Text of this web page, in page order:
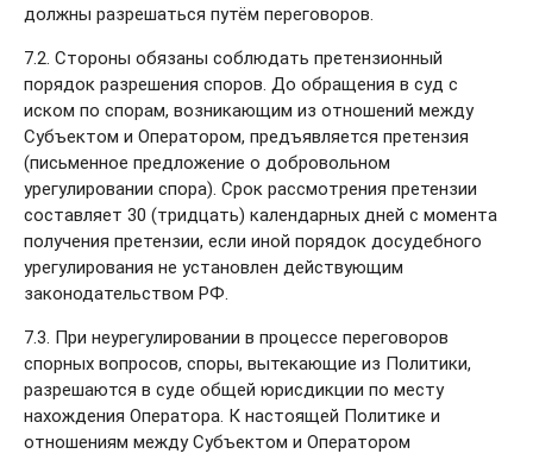
должны разрешаться путём переговоров.
7.2. Стороны обязаны соблюдать претензионный
порядок разрешения споров. До обращения в суд с
иском по спорам, возникающим из отношений между
Субъектом и Оператором, предъявляется претензия
(письменное предложение о добровольном
урегулировании спора). Срок рассмотрения претензии
составляет 30 (тридцать) календарных дней с момента
получения претензии, если иной порядок досудебного
урегулирования не установлен действующим
законодательством РФ.
7.3. При неурегулировании в процессе переговоров
спорных вопросов, споры, вытекающие из Политики,
разрешаются в суде общей юрисдикции по месту
нахождения Оператора. К настоящей Политике и
отношениям между Субъектом и Оператором